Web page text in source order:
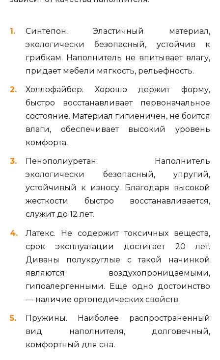
Синтепон. Эластичный материал,
экологически безопасный, устойчив к
грибкам. Наполнитель не впитывает влагу,
придает мебели мягкость, рельефность.
Холлофайбер. Хорошо держит форму,
быстро восстанавливает первоначальное
состояние. Материал гигиеничен, не боится
влаги, обеспечивает высокий уровень
комфорта.
Пенополиуретан. Наполнитель
экологически безопасный, упругий,
устойчивый к износу. Благодаря высокой
жесткости быстро восстанавливается,
служит до 12 лет.
Латекс. Не содержит токсичных веществ,
срок эксплуатации достигает 20 лет.
Диваны полукруглые с такой начинкой
являются воздухопроницаемыми,
гипоалергенными. Еще одно достоинство
— наличие ортопедических свойств.
Пружины. Наиболее распространенный
вид наполнителя, долговечный,
комфортный для сна.